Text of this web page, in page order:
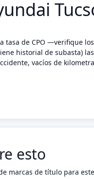
tasa de CPO —verifique
historial de subasta)
vacíos de
esto
marcas de título para